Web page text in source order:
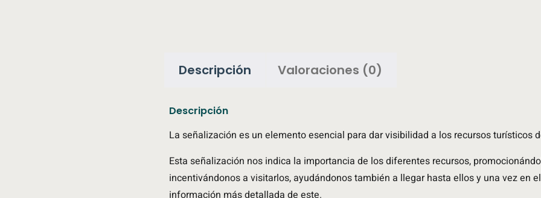
Descripción Valoraciones (0)
Descripción
La señalización es un elemento esencial para dar visibilidad a los recursos turísticos
Esta señalización nos indica la importancia de los diferentes recursos,
incentivándonos a visitarlos, ayudándonos también a llegar hasta ellos y una vez en
información más detallada de este.